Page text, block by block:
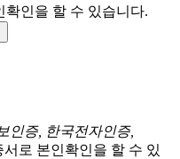
확인을 할 수 있습니다.
인증, 한국전자인증,
로 본인확인을 할 수 있